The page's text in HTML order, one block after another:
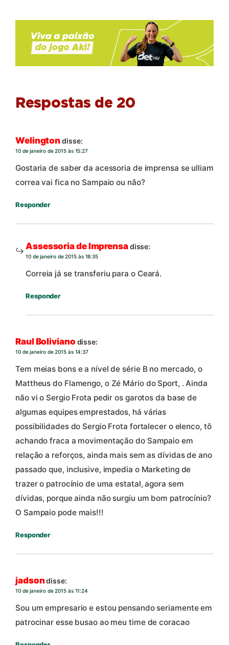
Respostas de 20
Welingtondisse:
10 de janeiro de 2015 às 15:27
Gostaria de saber da acessoria de imprensa se ulliam
correa vai fica no Sampaio ou não?
Responder
Assessoria de Imprensadisse:
10 de janeiro de 2015 às 18:35
Correia já se transferiu para o Ceará.
Responder
Raul Boliviano disse:
10 de janeiro de 2015 às 14:37
Tem meias bons e a nível de série B no mercado, o
Mattheus do Flamengo, o Zé Mário do Sport, . Ainda
não vi o Sergio Frota pedir os garotos da base de
algumas equipes emprestados, há várias
possibilidades do Sergio Frota fortalecer o elenco, tô
achando fraca a movimentação do Sampaio em
relação a reforços, ainda mais sem as dívidas de ano
passado que, inclusive, impedia o Marketing de
trazer o patrocínio de uma estatal, agora sem
dívidas, porque ainda não surgiu um bom patrocínio?
O Sampaio pode mais!!!
Responder
jadsondisse:
10 de janeiro de 2015 às 11:24
Sou um empresario e estou pensando seriamente em
patrocinar esse busao ao meu time de coracao